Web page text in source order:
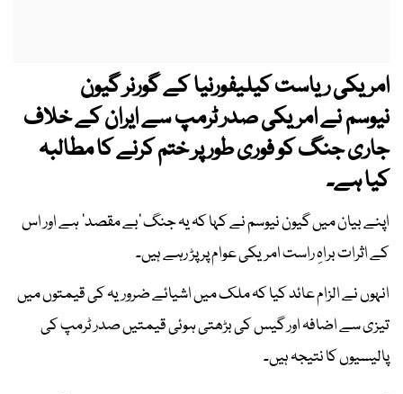
امریکی ریاست کیلیفورنیا کے گورنر گیون
نیوسم نے امریکی صدر ٹرمپ سے ایران کے خلاف
جاری جنگ کو فوری طور پر ختم کرنے کا مطالبہ
کیا ہے۔
اپنے بیان میں گیون نیوسم نے کہا کہ یہ جنگ ’بے مقصد‘ ہے اور اس
کے اثرات براہِ راست امریکی عوام پر پڑ رہے ہیں۔
انہوں نے الزام عائد کیا کہ ملک میں اشیائے ضروریہ کی قیمتوں میں
تیزی سے اضافہ اور گیس کی بڑھتی ہوئی قیمتیں صدر ٹرمپ کی
پالیسیوں کا نتیجہ ہیں۔